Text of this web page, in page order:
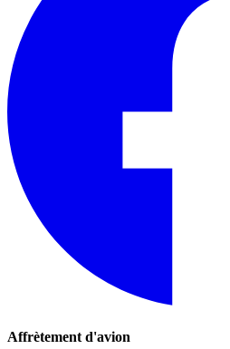
Affrètement d'avion